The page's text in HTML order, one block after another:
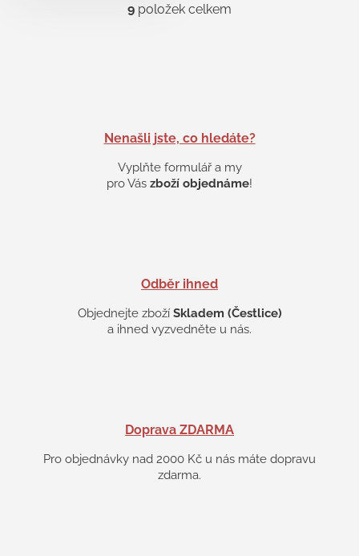
O
p
v
k
s
u
9 položek celkem
Nenašli jste, co hledáte?
Vyplňte formulář a my
pro Vás zboží objednáme!
Odběr ihned
Objednejte zboží Skladem (Čestlice)
a ihned vyzvedněte u nás.
Doprava ZDARMA
Pro objednávky nad 2000 Kč u nás máte dopravu
zdarma.